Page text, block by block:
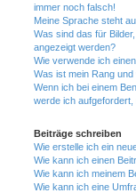
immer noch falsch!
Meine Sprache steht
Was sind das für
angezeigt werden?
Wie verwende ich
Was ist mein Rang
Wenn ich bei einem
werde ich aufgefordert,
Beiträge schreiben
Wie erstelle ich ein
Wie kann ich einen
Wie kann ich meinem
Wie kann ich eine